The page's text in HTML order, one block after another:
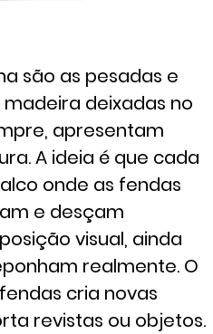
são as pesadas e
deixadas no
apresentam
A ideia é que cada
onde as fendas
e desçam
visual, ainda
realmente. O
cria novas
revistas ou objetos.